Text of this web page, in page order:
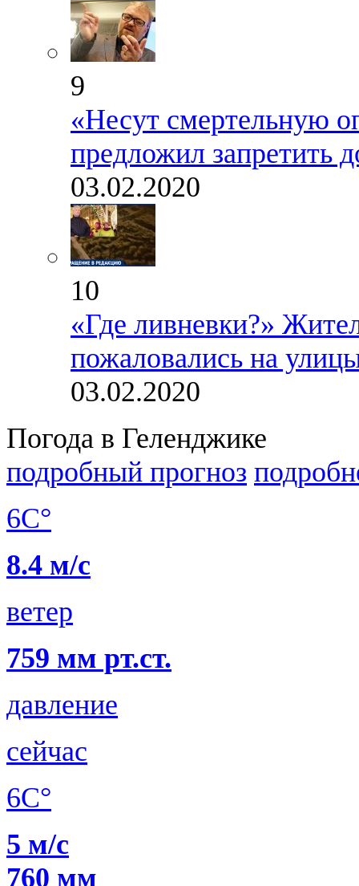
9
«Несут смертельную
предложил запретить
03.02.2020
10
«Где ливневки?»
пожаловались на
03.02.2020
Погода в Геленджике
подробный прогноз
6C°
8.4 м/с
ветер
759 мм рт.ст.
давление
сейчас
6C°
5 м/с
760 мм